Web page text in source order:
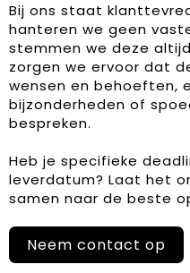
Bij ons staat
hanteren we geen
stemmen we deze
zorgen we ervoor dat
wensen en behoeften,
bijzonderheden of
bespreken.
Heb je specifieke
leverdatum? Laat het
samen naar de beste
Neem contact op